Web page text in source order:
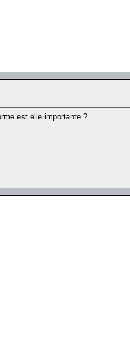
est elle importante ?